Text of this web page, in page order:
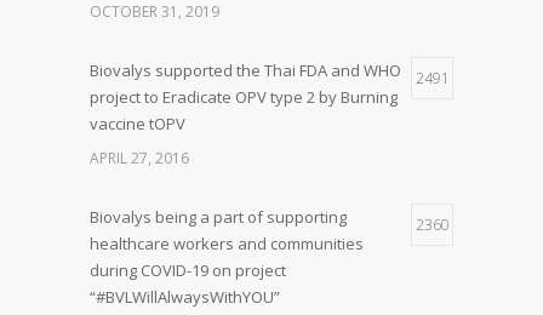
OCTOBER 31, 2019
Biovalys supported the Thai FDA and WHO
project to Eradicate OPV type 2 by Burning
vaccine tOPV
2491
APRIL 27, 2016
Biovalys being a part of supporting
healthcare workers and communities
during COVID-19 on project
“#BVLWillAlwaysWithYOU”
2360